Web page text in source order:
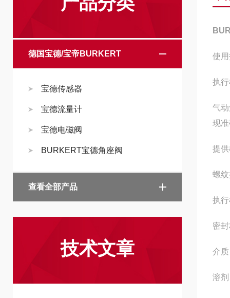
德国宝德/宝帝BURKERT
宝德传感器
宝德流量计
宝德电磁阀
BURKERT宝德角座阀
查看全部产品
技术文章
使
执
气
现
提
螺
执
密
介
溶